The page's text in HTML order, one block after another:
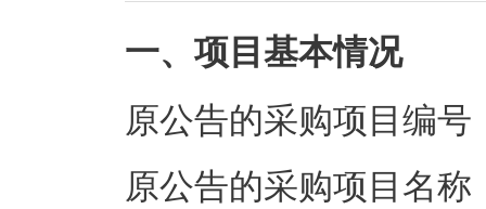
一、项目基本情况
原公告的采购项
原公告的采购项目名